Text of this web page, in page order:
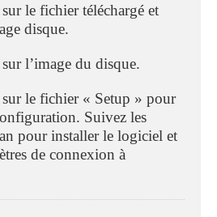
le fichier téléchargé et
disque.
l’image du disque.
le fichier « Setup » pour
Suivez les
pour installer le logiciel et
de connexion à